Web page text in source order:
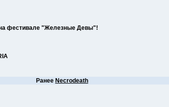
фестивале "Железные Девы"!
Ранее Necrodeath